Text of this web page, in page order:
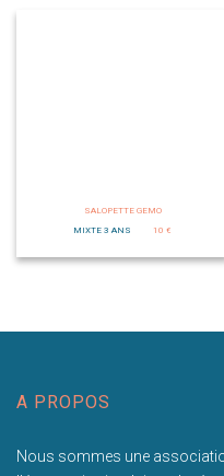
SALOPETTE GEMO
MIXTE 3 ANS
10 €
A PROPOS
Nous sommes une